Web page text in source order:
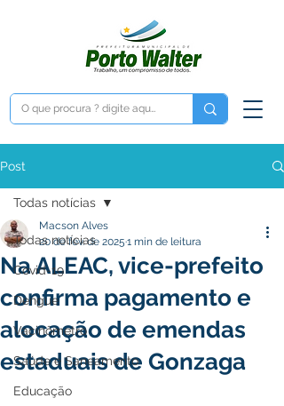
Post
Todas notícias
Covid-19
Dengue
Vacinômetro
Saúde e Saneamento
Educação
Todas notícias
Na ALEAC, vice-prefeito
confirma pagamento e
alocação de emendas
estaduais de Gonzaga
Macson Alves
20 de fev. de 2025 1 min de leitura